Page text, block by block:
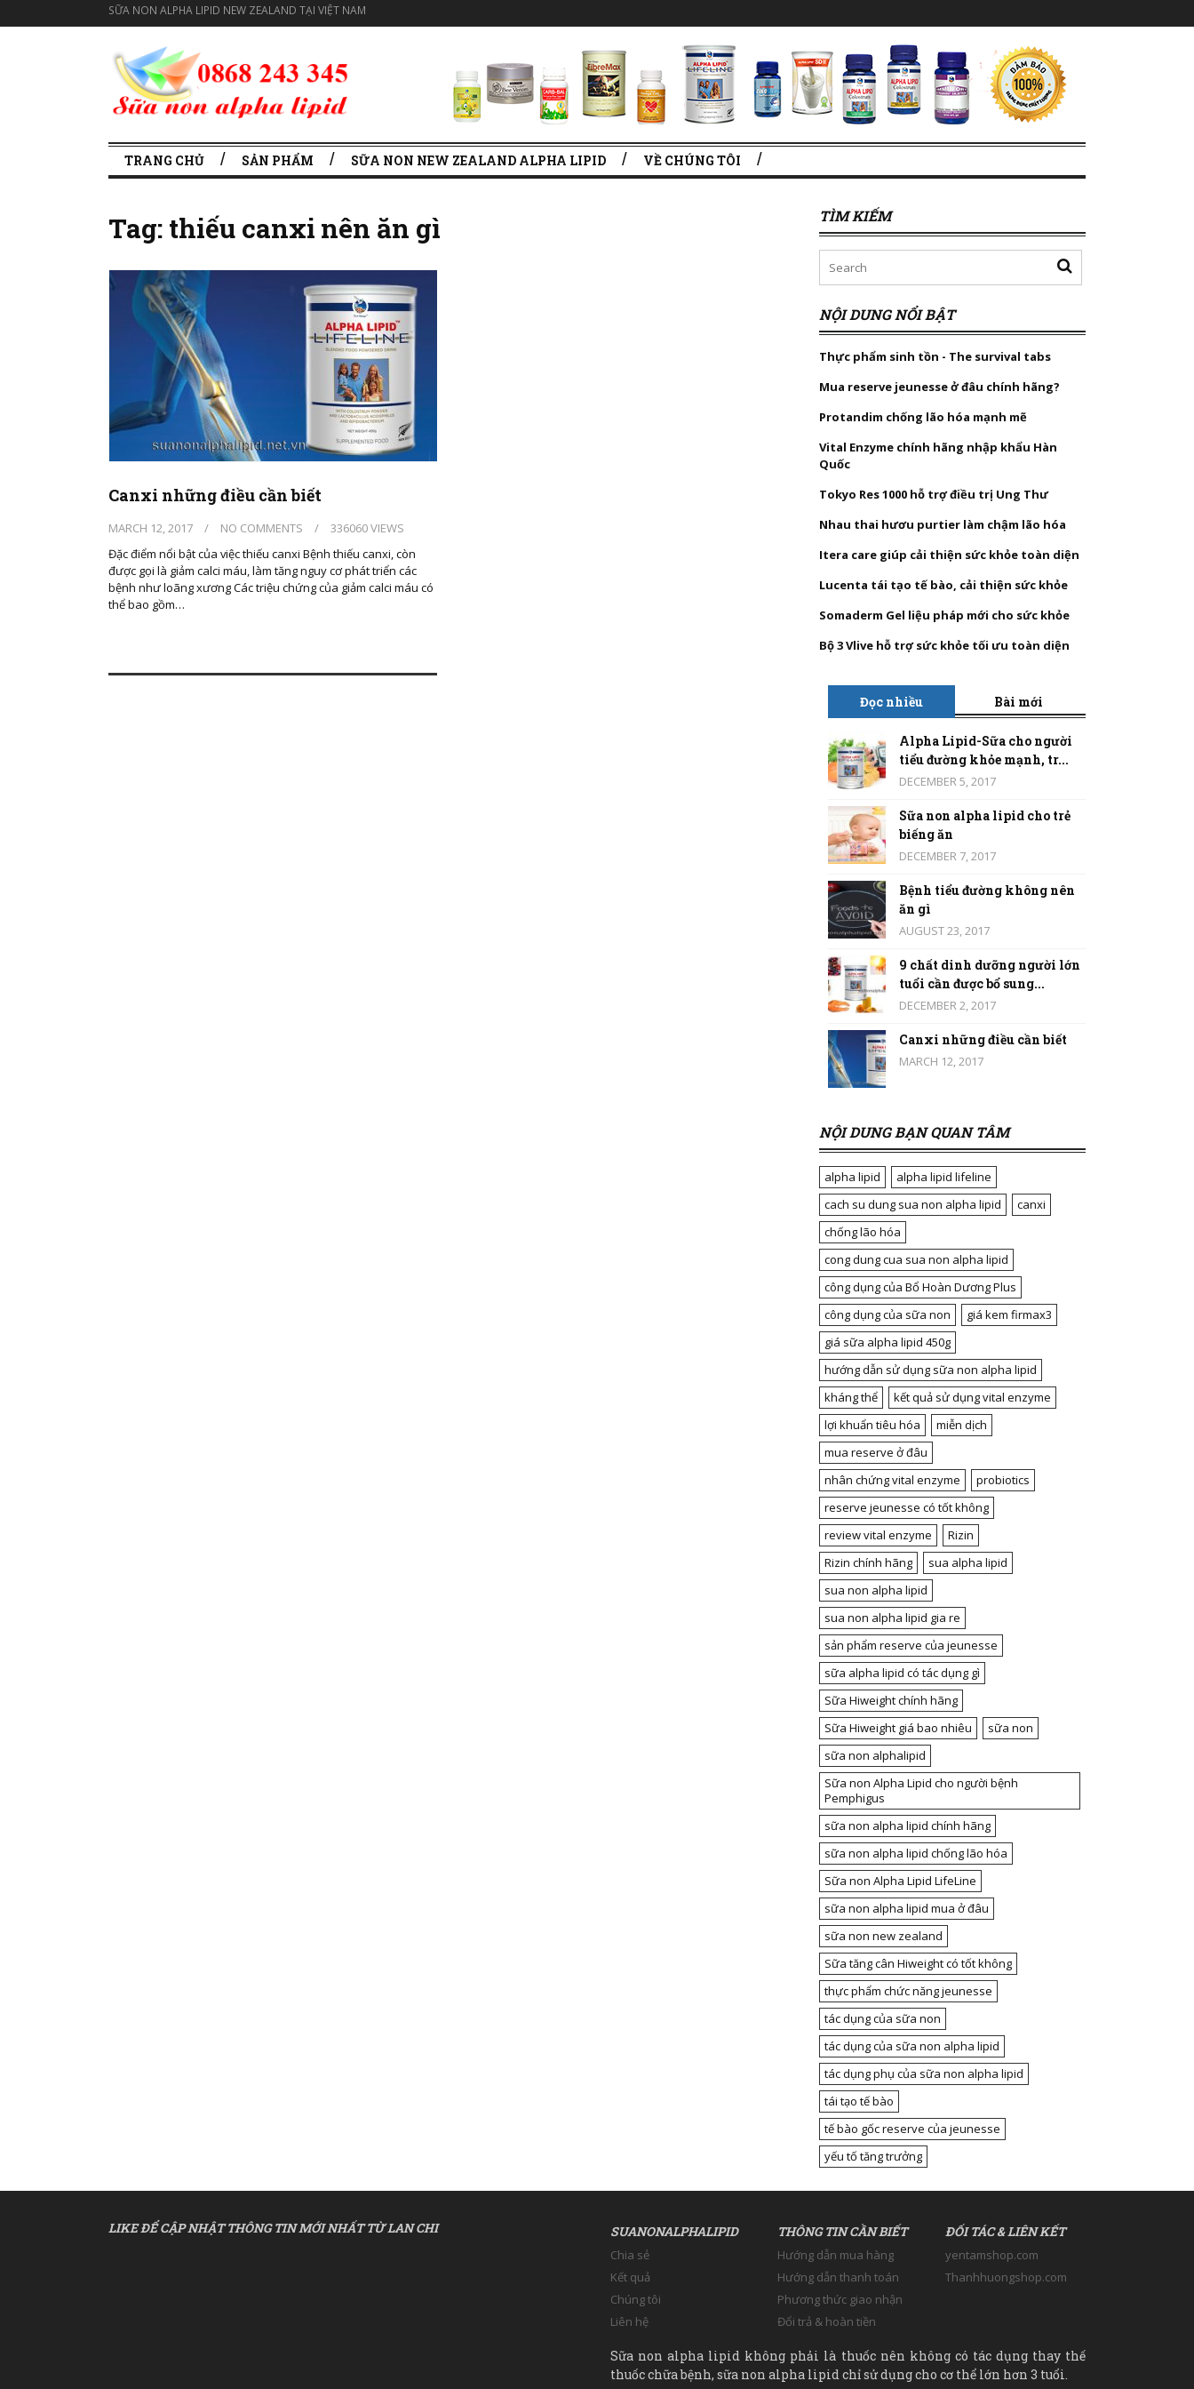
SỮA NON ALPHA LIPID NEW ZEALAND TẠI VIỆT NAM
TRANG CHỦ SẢN PHẨM SỮA NON NEW ZEALAND ALPHA LIPID VỀ CHÚNG TÔI
Tag: thiếu canxi nên ăn gì
Canxi những điều cần biết
MARCH 12, 2017 / NO COMMENTS /
336060 VIEWS
Đặc điểm nổi bật của việc thiếu canxi Bệnh thiếu canxi, còn
được gọi là giảm calci máu, làm tăng nguy cơ phát triển các
bệnh như loãng xương Các triệu chứng của giảm calci máu có
thể bao gồm…
TÌM KIẾM
NỘI DUNG NỔI BẬT
Thực phẩm sinh tồn - The survival tabs
Mua reserve jeunesse ở đâu chính hãng?
Protandim chống lão hóa mạnh mẽ
Vital Enzyme chính hãng nhập khẩu Hàn
Quốc
Tokyo Res 1000 hỗ trợ điều trị Ung Thư
Nhau thai hươu purtier làm chậm lão hóa
Itera care giúp cải thiện sức khỏe toàn diện
Lucenta tái tạo tế bào, cải thiện sức khỏe
Somaderm Gel liệu pháp mới cho sức khỏe
Bộ 3 Vlive hỗ trợ sức khỏe tối ưu toàn diện
Đọc nhiều Bài mới
Alpha Lipid-Sữa cho người
tiểu đường khỏe mạnh, tr...
DECEMBER 5, 2017
Sữa non alpha lipid cho trẻ
biếng ăn
DECEMBER 7, 2017
Bệnh tiểu đường không nên
ăn gì
AUGUST 23, 2017
9 chất dinh dưỡng người lớn
tuổi cần được bổ sung...
DECEMBER 2, 2017
Canxi những điều cần biết
MARCH 12, 2017
NỘI DUNG BẠN QUAN TÂM
alpha lipid
alpha lipid lifeline
cach su dung sua non alpha lipid
canxi
chống lão hóa
cong dung cua sua non alpha lipid
công dụng của Bổ Hoàn Dương Plus
công dụng của sữa non
giá kem firmax3
giá sữa alpha lipid 450g
hướng dẫn sử dụng sữa non alpha lipid
kháng thể
kết quả sử dụng vital enzyme
lợi khuẩn tiêu hóa
miễn dịch
mua reserve ở đâu
nhân chứng vital enzyme
probiotics
reserve jeunesse có tốt không
review vital enzyme
Rizin
Rizin chính hãng
sua alpha lipid
sua non alpha lipid
sua non alpha lipid gia re
sản phẩm reserve của jeunesse
sữa alpha lipid có tác dụng gì
Sữa Hiweight chính hãng
Sữa Hiweight giá bao nhiêu
sữa non
sữa non alphalipid
Sữa non Alpha Lipid cho người bệnh
Pemphigus
sữa non alpha lipid chính hãng
sữa non alpha lipid chống lão hóa
Sữa non Alpha Lipid LifeLine
sữa non alpha lipid mua ở đâu
sữa non new zealand
Sữa tăng cân Hiweight có tốt không
thực phẩm chức năng jeunesse
tác dụng của sữa non
tác dụng của sữa non alpha lipid
tác dụng phụ của sữa non alpha lipid
tái tạo tế bào
tế bào gốc reserve của jeunesse
yếu tố tăng trưởng
LIKE ĐỂ CẬP NHẬT THÔNG TIN MỚI NHẤT TỪ LAN CHI SUANONALPHALIPID
Chia sẻ
Kết quả
Chúng tôi
Liên hệ
THÔNG TIN CẦN BIẾT
Hướng dẫn mua hàng
Hướng dẫn thanh toán
Phương thức giao nhận
Đổi trả & hoàn tiền
ĐỐI TÁC & LIÊN KẾT
yentamshop.com
Thanhhuongshop.com
Sữa non alpha lipid không phải là thuốc nên không có tác dụng thay thế
thuốc chữa bệnh, sữa non alpha lipid chỉ sử dụng cho cơ thể lớn hơn 3 tuổi.